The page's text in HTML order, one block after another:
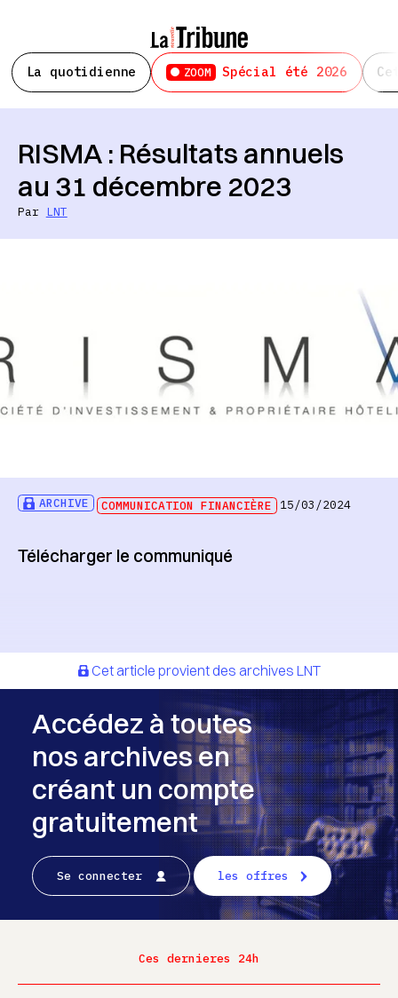
La quotidienne ZOOM Spécial été 2026
ARCHIVE COMMUNICATION FINANCIÈRE 15/03/2024
RISMA : Résultats annuels
au 31 décembre 2023
Par LNT
Télécharger le communiqué
Cet article provient des archives LNT
Accédez à toutes
nos archives en
créant un compte
gratuitement
Se connecter les offres
Ces dernieres 24h